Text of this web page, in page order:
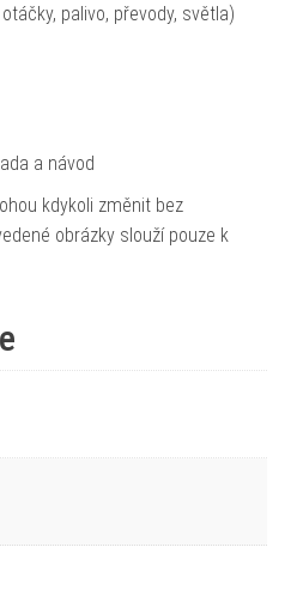
palivo, převody, světla)
a návod
kdykoli změnit bez
obrázky slouží pouze k